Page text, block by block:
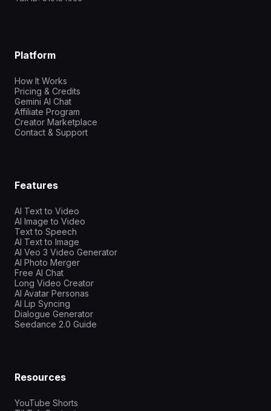
Platform
How It Works
Pricing & Credits
Gemini AI Chat
Affiliate Program
Creator Marketplace
Contact & Support
Features
AI Text to Video
AI Image to Video
Text to Speech
AI Text to Image
AI Veo 3 Video Generator
AI Photo Merger
Free AI Chat
Long Video Creator
AI Avatar Personas
AI Lip Syncing
Dialogue Generator
Seedance 2.0 Guide
Resources
YouTube Shorts